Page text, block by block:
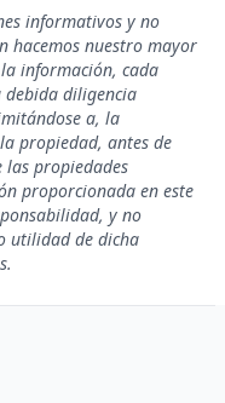
informativos y no
hacemos nuestro mayor
información, cada
debida diligencia
a, la
propiedad, antes de
propiedades
proporcionada en este
y no
utilidad de dicha